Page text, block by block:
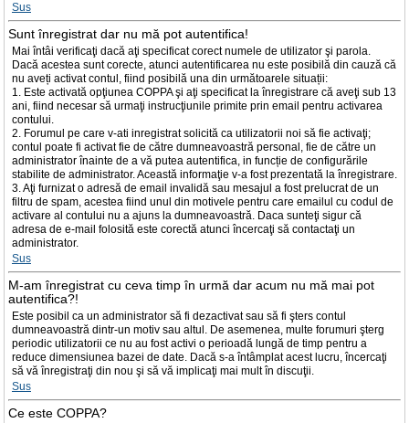
Sus
Sunt înregistrat dar nu mă pot autentifica!
Mai întâi verificaţi dacă aţi specificat corect numele de utilizator şi parola.
Dacă acestea sunt corecte, atunci autentificarea nu este posibilă din cauză că
nu aveți activat contul, fiind posibilă una din următoarele situații:
1. Este activată opţiunea COPPA şi aţi specificat la înregistrare că aveţi sub 13
ani, fiind necesar să urmaţi instrucţiunile primite prin email pentru activarea
contului.
2. Forumul pe care v-ati inregistrat solicită ca utilizatorii noi să fie activaţi;
contul poate fi activat fie de către dumneavoastră personal, fie de către un
administrator înainte de a vă putea autentifica, in funcție de configurările
stabilite de administrator. Această informaţie v-a fost prezentată la înregistrare.
3. Aţi furnizat o adresă de email invalidă sau mesajul a fost prelucrat de un
filtru de spam, acestea fiind unul din motivele pentru care emailul cu codul de
activare al contului nu a ajuns la dumneavoastră. Daca sunteţi sigur că
adresa de e-mail folosită este corectă atunci încercaţi să contactaţi un
administrator.
Sus
M-am înregistrat cu ceva timp în urmă dar acum nu mă mai pot
autentifica?!
Este posibil ca un administrator să fi dezactivat sau să fi şters contul
dumneavoastră dintr-un motiv sau altul. De asemenea, multe forumuri şterg
periodic utilizatorii ce nu au fost activi o perioadă lungă de timp pentru a
reduce dimensiunea bazei de date. Dacă s-a întâmplat acest lucru, încercaţi
să vă înregistraţi din nou şi să vă implicaţi mai mult în discuţii.
Sus
Ce este COPPA?